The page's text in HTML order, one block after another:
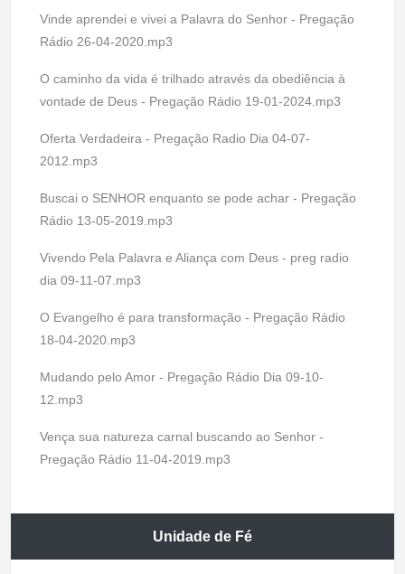
Vinde aprendei e vivei a Palavra do Senhor - Pregação
Rádio 26-04-2020.mp3
O caminho da vida é trilhado através da obediência à
vontade de Deus - Pregação Rádio 19-01-2024.mp3
Oferta Verdadeira - Pregação Radio Dia 04-07-
2012.mp3
Buscai o SENHOR enquanto se pode achar - Pregação
Rádio 13-05-2019.mp3
Vivendo Pela Palavra e Aliança com Deus - preg radio
dia 09-11-07.mp3
O Evangelho é para transformação - Pregação Rádio
18-04-2020.mp3
Mudando pelo Amor - Pregação Rádio Dia 09-10-
12.mp3
Vença sua natureza carnal buscando ao Senhor -
Pregação Rádio 11-04-2019.mp3
Unidade de Fé